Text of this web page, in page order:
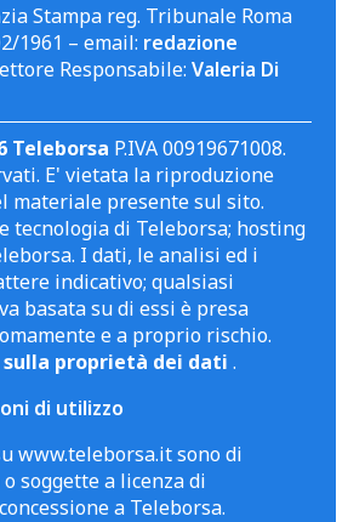
Stampa reg. Tribunale Roma
1961 – email: redazione
Responsabile: Valeria Di
Teleborsa P.IVA 00919671008.
E' vietata la riproduzione
materiale presente sul sito.
tecnologia di Teleborsa; hosting
I dati, le analisi ed i
indicativo; qualsiasi
basata su di essi è presa
e a proprio rischio.
sulla proprietà dei dati .
di utilizzo
www.teleborsa.it sono di
soggette a licenza di
a Teleborsa.